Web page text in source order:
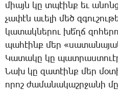
միայն կը տպէինք եւ
չա­փէն ա­ւե­լի մեծ
կա­տակ­նե­րու խե՜ղճ
պա­հէինք մեր
­Կա­տա­կը կը
­Նախ կը զա­տէինք մեր
ո­րոշ ժա­մա­նա­կաշր­ջա­նի